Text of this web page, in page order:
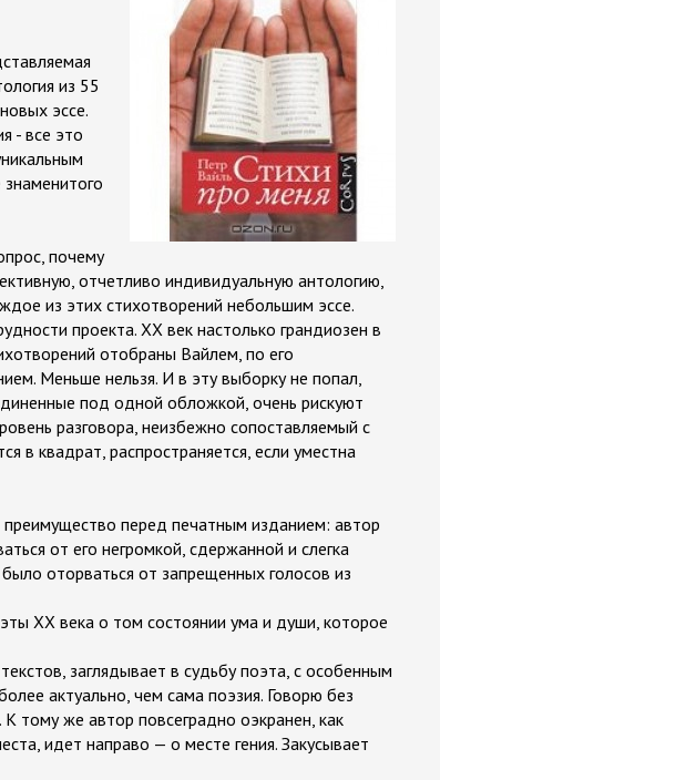
из 55
эссе.
- все это
почему
отчетливо индивидуальную антологию,
из этих стихотворений небольшим эссе.
проекта. ХХ век настолько грандиозен в
отобраны Вайлем, по его
Меньше нельзя. И в эту выборку не попал,
под одной обложкой, очень рискуют
разговора, неизбежно сопоставляемый с
в квадрат, распространяется, если уместна
перед печатным изданием: автор
от его негромкой, сдержанной и слегка
оторваться от запрещенных голосов из
ХХ века о том состоянии ума и души, которое
заглядывает в судьбу поэта, с особенным
актуально, чем сама поэзия. Говорю без
тому же автор повсеградно оэкранен, как
идет направо — о месте гения. Закусывает